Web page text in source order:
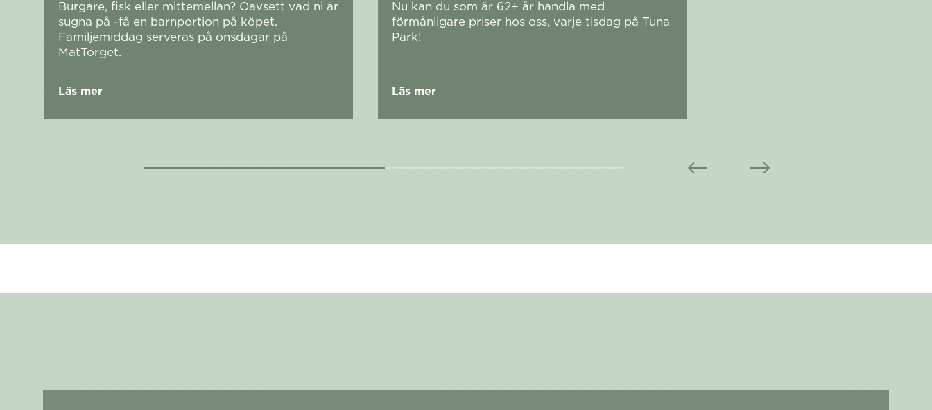
Burgare, fisk eller mittemellan? Oavsett vad ni är
sugna på -få en barnportion på köpet.
Familjemiddag serveras på onsdagar på
MatTorget.
Läs mer
Nu kan du som är 62+ år handla med
förmånligare priser hos oss, varje tisdag på Tuna
Park!
Läs mer